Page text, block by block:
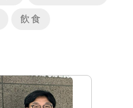
飲食